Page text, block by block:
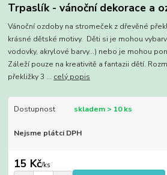
Trpaslík - vánoční dekorace a
Vánoční ozdoby na stromeček z dřevěné
krásné dětské motivy. Děti si je mohou
vodovky, akrylové barvy...) nebo je mohou
Záleží pouze na kreativitě a fantazii dětí.
překližky 3 ... celý popis
Dostupnost skladem > 10 ks
Nejsme plátci DPH
15 Kč/ks